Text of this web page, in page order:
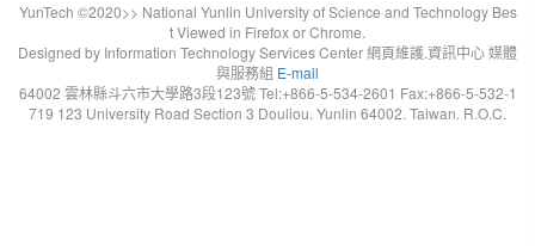
YunTech ©2020>> National Yunlin University of Science and Technology Bes
t Viewed in Firefox or Chrome.
Designed by Information Technology Services Center 網頁維護.資訊中心 媒體
與服務組 E-mail
64002 雲林縣斗六市大學路3段123號 Tel:+866-5-534-2601 Fax:+866-5-532-1
719 123 University Road Section 3 Douliou. Yunlin 64002. Taiwan. R.O.C.